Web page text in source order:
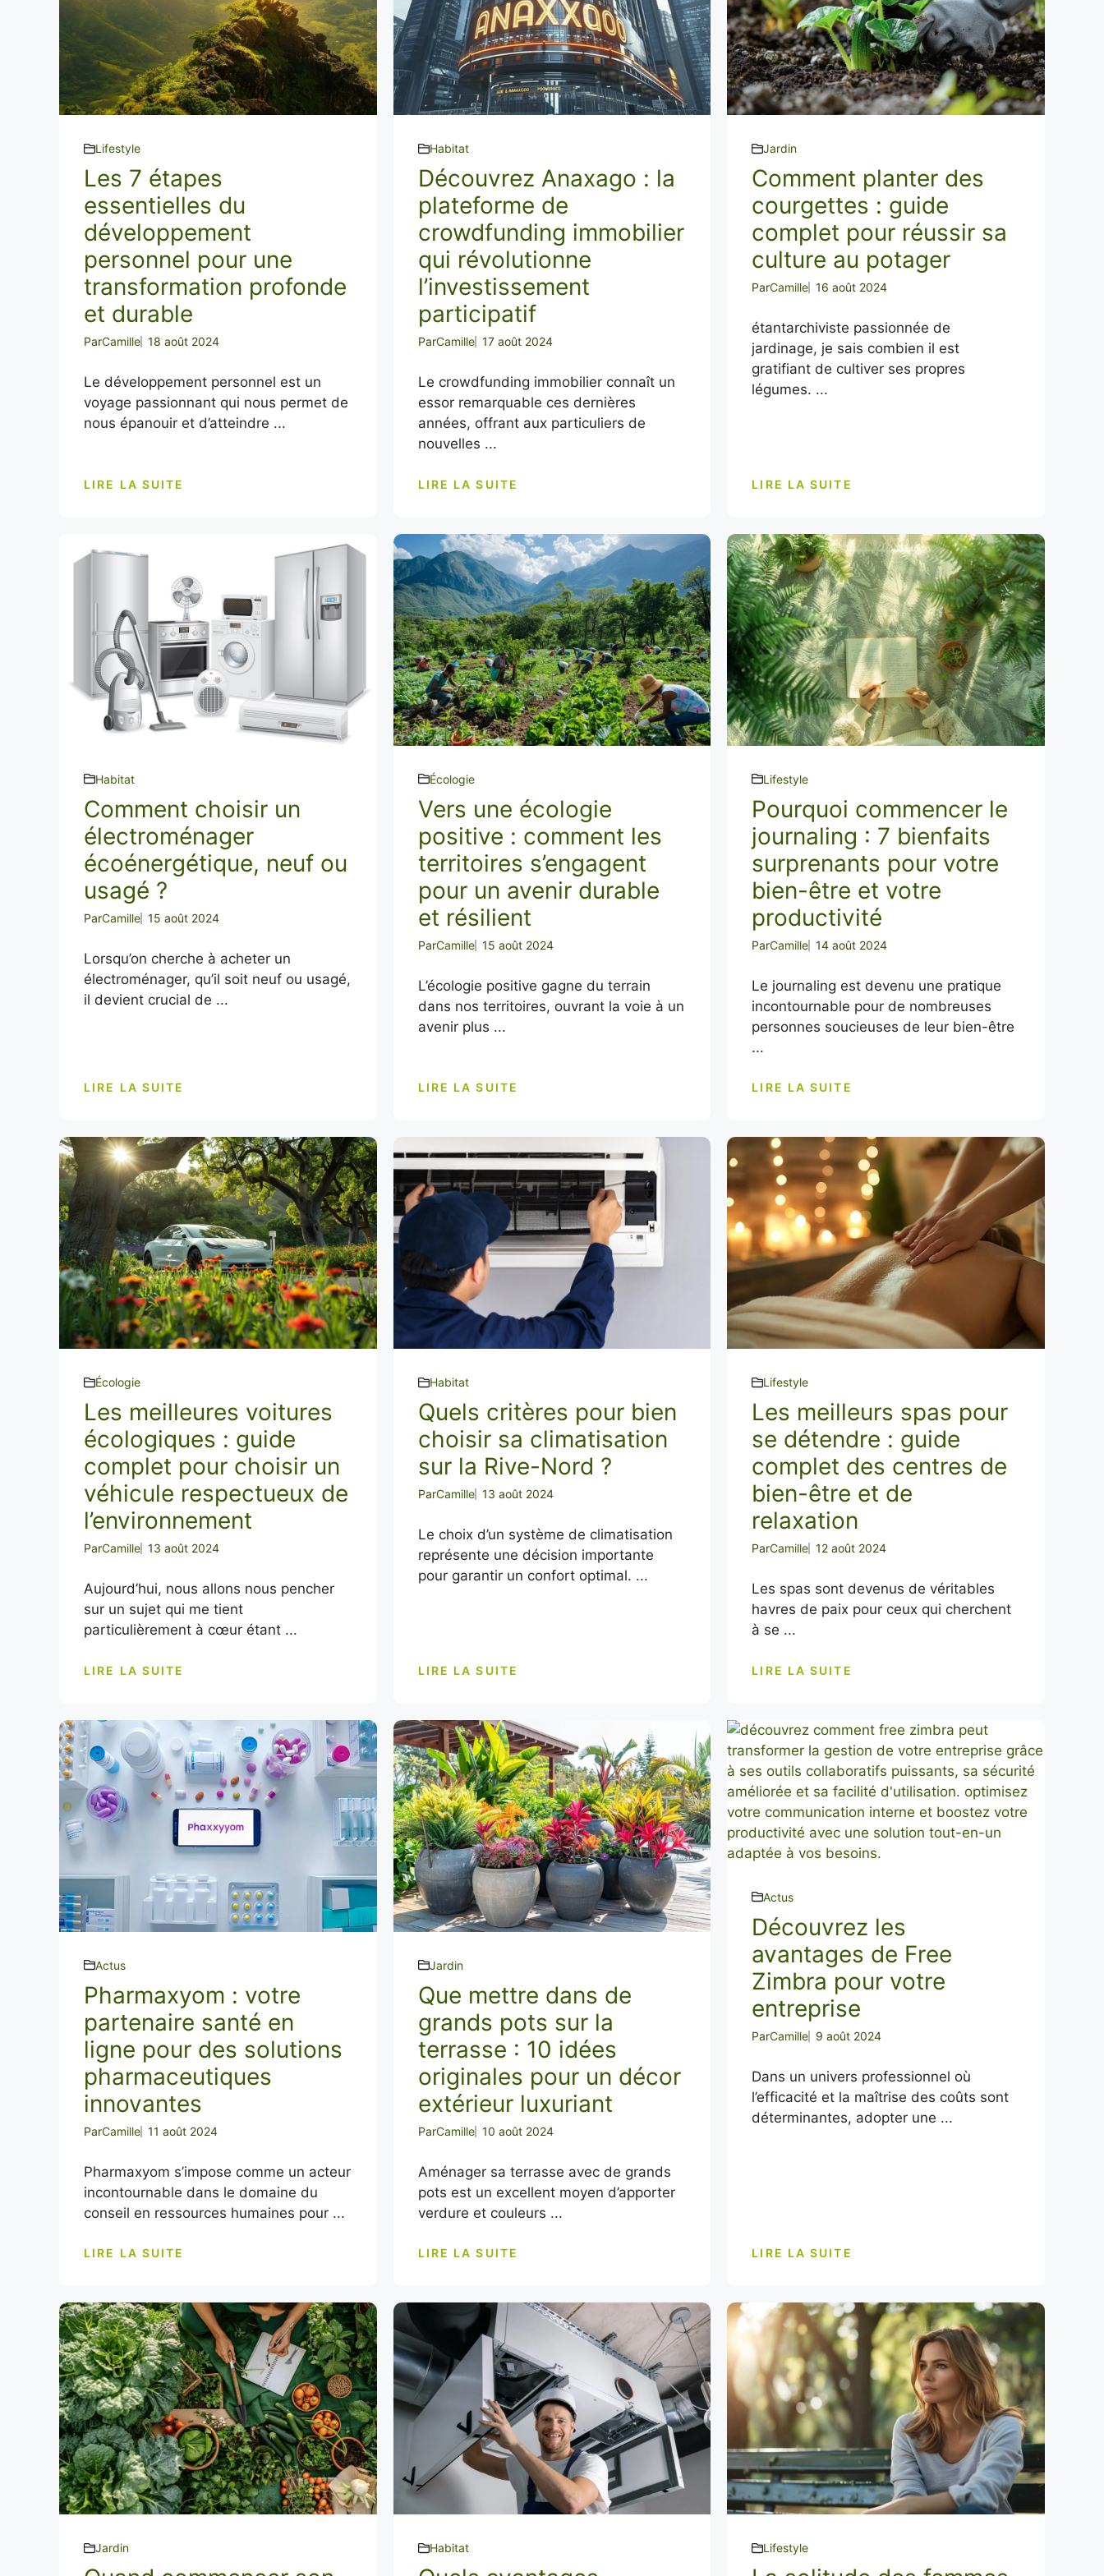
Lifestyle
Les 7 étapes
essentielles du
développement
personnel pour une
transformation profonde
et durable
ParCamille 18 août 2024
Le développement personnel est un
voyage passionnant qui nous permet de
nous épanouir et d’atteindre ...
LIRE LA SUITE
Habitat
Découvrez Anaxago : la
plateforme de
crowdfunding immobilier
qui révolutionne
l’investissement
participatif
ParCamille 17 août 2024
Le crowdfunding immobilier connaît un
essor remarquable ces dernières
années, offrant aux particuliers de
nouvelles ...
LIRE LA SUITE
Jardin
Comment planter des
courgettes : guide
complet pour réussir sa
culture au potager
ParCamille 16 août 2024
étantarchiviste passionnée de
jardinage, je sais combien il est
gratifiant de cultiver ses propres
légumes. ...
LIRE LA SUITE
Habitat
Comment choisir un
électroménager
écoénergétique, neuf ou
usagé ?
ParCamille 15 août 2024
Lorsqu’on cherche à acheter un
électroménager, qu’il soit neuf ou usagé,
il devient crucial de ...
LIRE LA SUITE
Écologie
Vers une écologie
positive : comment les
territoires s’engagent
pour un avenir durable
et résilient
ParCamille 15 août 2024
L’écologie positive gagne du terrain
dans nos territoires, ouvrant la voie à un
avenir plus ...
LIRE LA SUITE
Lifestyle
Pourquoi commencer le
journaling : 7 bienfaits
surprenants pour votre
bien-être et votre
productivité
ParCamille 14 août 2024
Le journaling est devenu une pratique
incontournable pour de nombreuses
personnes soucieuses de leur bien-être
...
LIRE LA SUITE
Écologie
Les meilleures voitures
écologiques : guide
complet pour choisir un
véhicule respectueux de
l’environnement
ParCamille 13 août 2024
Aujourd’hui, nous allons nous pencher
sur un sujet qui me tient
particulièrement à cœur étant ...
LIRE LA SUITE
Habitat
Quels critères pour bien
choisir sa climatisation
sur la Rive-Nord ?
ParCamille 13 août 2024
Le choix d’un système de climatisation
représente une décision importante
pour garantir un confort optimal. ...
LIRE LA SUITE
Lifestyle
Les meilleurs spas pour
se détendre : guide
complet des centres de
bien-être et de
relaxation
ParCamille 12 août 2024
Les spas sont devenus de véritables
havres de paix pour ceux qui cherchent
à se ...
LIRE LA SUITE
Actus
Pharmaxyom : votre
partenaire santé en
ligne pour des solutions
pharmaceutiques
innovantes
ParCamille 11 août 2024
Pharmaxyom s’impose comme un acteur
incontournable dans le domaine du
conseil en ressources humaines pour ...
LIRE LA SUITE
Jardin
Que mettre dans de
grands pots sur la
terrasse : 10 idées
originales pour un décor
extérieur luxuriant
ParCamille 10 août 2024
Aménager sa terrasse avec de grands
pots est un excellent moyen d’apporter
verdure et couleurs ...
LIRE LA SUITE
Actus
Découvrez les
avantages de Free
Zimbra pour votre
entreprise
ParCamille 9 août 2024
Dans un univers professionnel où
l’efficacité et la maîtrise des coûts sont
déterminantes, adopter une ...
LIRE LA SUITE
Jardin Habitat Lifestyle